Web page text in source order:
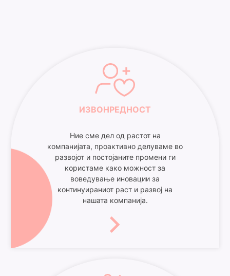
ИЗВОНРЕДНОСТ
Ние сме дел од растот на
компанијата, проактивно делуваме во
развојот и постојаните промени ги
користаме како можност за
воведување иновации за
континуираниот раст и развој на
нашата компанија.